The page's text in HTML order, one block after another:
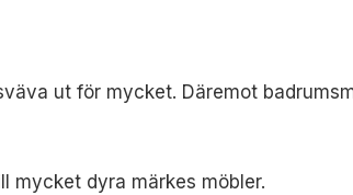
ut för mycket. Däremot
mycket dyra märkes möbler.